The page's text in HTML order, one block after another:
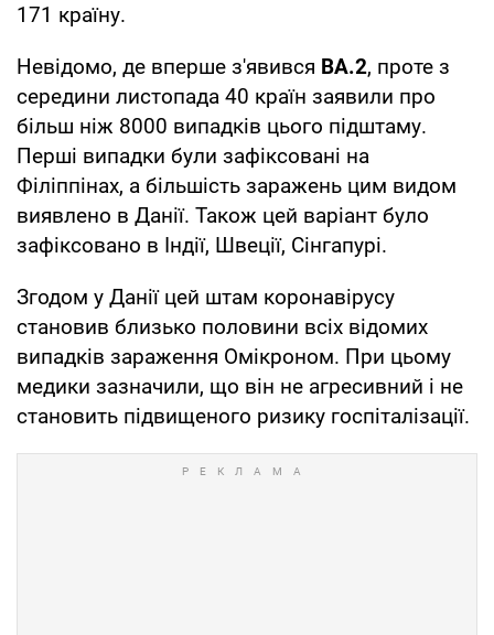
171 країну.
Невідомо, де вперше з'явився BA.2, проте з
середини листопада 40 країн заявили про
більш ніж 8000 випадків цього підштаму.
Перші випадки були зафіксовані на
Філіппінах, а більшість заражень цим видом
виявлено в Данії. Також цей варіант було
зафіксовано в Індії, Швеції, Сінгапурі.
Згодом у Данії цей штам коронавірусу
становив близько половини всіх відомих
випадків зараження Омікроном. При цьому
медики зазначили, що він не агресивний і не
становить підвищеного ризику госпіталізації.